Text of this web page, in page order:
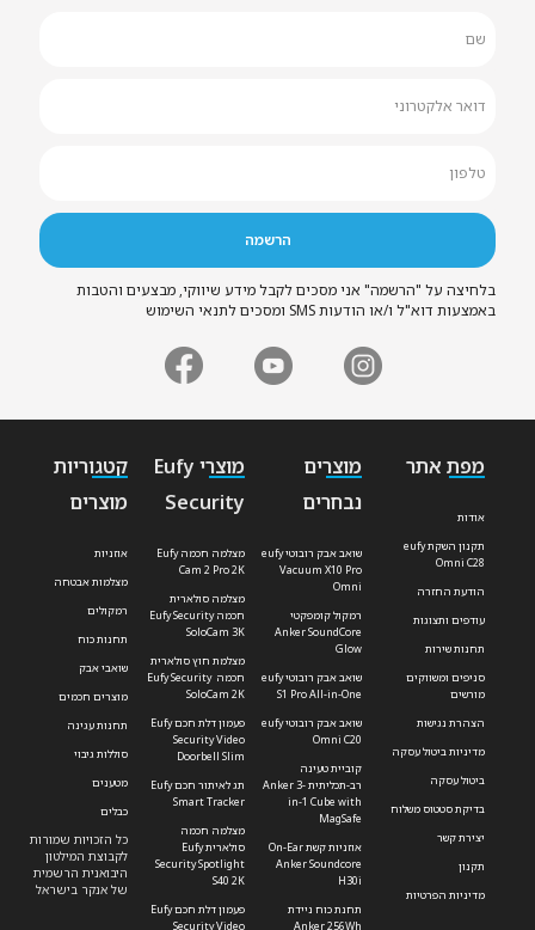
בלחיצה על "הרשמה" אני מסכים לקבל מידע שיווקי, מבצעים והטבות
באמצעות דוא"ל ו/או הודעות SMS ומסכים לתנאי השימוש
מפת אתר
אודות
תקנון השקת eufy
Omni C28
הודעת החזרה
עודפים ותצוגות
תחנות שירות
סניפים ומשווקים
מורשים
הצהרת נגישות
מדיניות ביטול עסקה
ביטול עסקה
בדיקת סטטוס משלוח
יצירת קשר
תקנון
מדיניות הפרטיות
מוצרים
נבחרים
שואב אבק רובוטי eufy
Vacuum X10 Pro
Omni
רמקול קומפקטי
Anker SoundCore
Glow
שואב אבק רובוטי eufy
S1 Pro All-in-One
שואב אבק רובוטי eufy
Omni C20
קוביית טעינה
רב-תכליתית Anker 3-
in-1 Cube with
MagSafe
אוזניות קשת On-Ear
Anker Soundcore
H30i
תחנת כוח ניידת
Anker 256Wh
מוצרי Eufy
Security
מצלמה חכמה Eufy
Cam 2 Pro 2K
מצלמה סולארית
חכמה Eufy Security
SoloCam 3K
מצלמת חוץ סולארית
חכמה Eufy Security
SoloCam 2K
פעמון דלת חכם Eufy
Security Video
Doorbell Slim
תג לאיתור חכם Eufy
Smart Tracker
מצלמה חכמה
סולארית Eufy
Security Spotlight
S40 2K
פעמון דלת חכם Eufy
Security Video
קטגוריות
מוצרים
אוזניות
מצלמות אבטחה
רמקולים
תחנות כוח
שואבי אבק
מוצרים חכמים
תחנות עגינה
סוללות גיבוי
מטענים
כבלים
כל הזכויות שמורות
לקבוצת המילטון
היבואנית הרשמית
של אנקר בישראל